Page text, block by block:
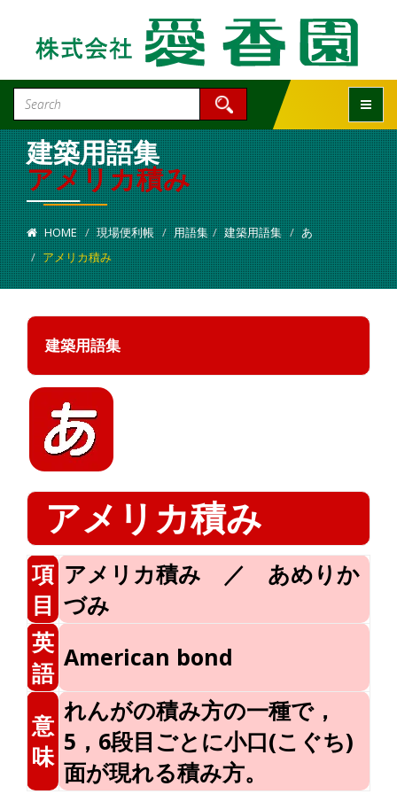
建築用語集
アメリカ積み
HOME 現場便利帳 用語集 建築用語集
あ
アメリカ積み
建築用語集
アメリカ積み
項
目
アメリカ積み ／ あめりか
づみ
英
語
American bond
意
味
れんがの積み方の一種で，
5，6段目ごとに小口(こぐち)
面が現れる積み方。